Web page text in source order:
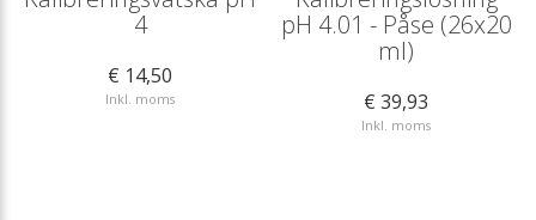
4
€ 14,50
Inkl. moms
pH 4.01 - Påse (26x20
ml)
€ 39,93
Inkl. moms